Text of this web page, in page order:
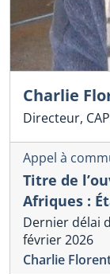
Charlie
Directeur,
Appel à
Titre de
Afriques :
Dernier délai
février 2026
Charlie